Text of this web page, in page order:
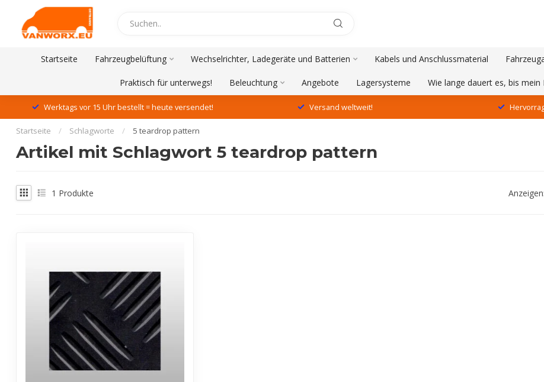
Startseite Fahrzeugbelüftung Wechselrichter, Ladegeräte und Batterien Kabels und Anschlussmaterial
Praktisch für unterwegs! Beleuchtung Angebote Lagersysteme Wie lange dauert es, bis
Werktags vor 15 Uhr bestellt = heute versendet! Versand weltweit!
Startseite / Schlagworte / 5 teardrop pattern
Artikel mit Schlagwort 5 teardrop pattern
1 Produkte Anzeigen: